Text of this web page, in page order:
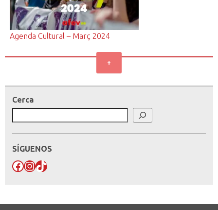
Agenda Cultural – Març 2024
+
Cerca
SÍGUENOS
Facebook
Instagram
TikTok